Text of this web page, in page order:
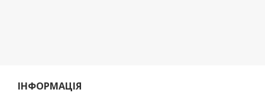
ІНФОРМАЦІЯ